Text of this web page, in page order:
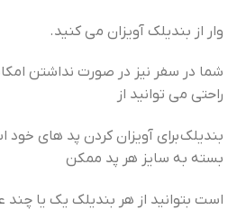
وار از بندیلک آویزان می کنید.
شما در سفر نیز در صورت نداشتن
راحتی می توانید از
بندیلک برای آویزان کردن پد های خود
بسته به سایز هر پد ممکن
است بتوانید از هر بندیلک یک یا چند